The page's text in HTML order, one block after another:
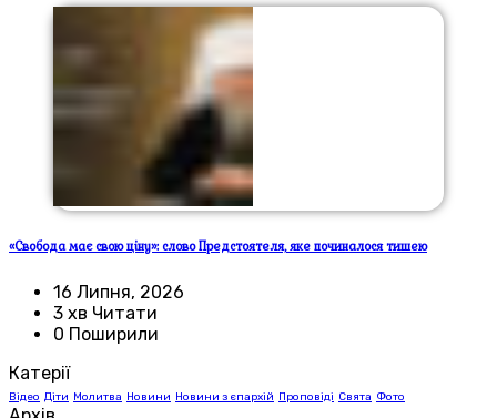
«Свобода має свою ціну»: слово Предстоятеля, яке починалося тишею
16 Липня, 2026
3 хв Читати
0 Поширили
Катерії
Відео Діти Молитва Новини Новини з єпархій Проповіді Свята Фото